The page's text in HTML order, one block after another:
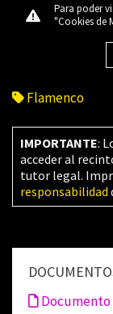
Para poder
"Cookies de
Flamenco
IMPORTANTE:
acceder al
tutor legal.
responsabilidad
Documento